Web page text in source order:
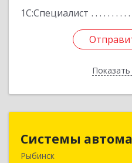
1С:Специалист
Системы
Рыбинск152934,